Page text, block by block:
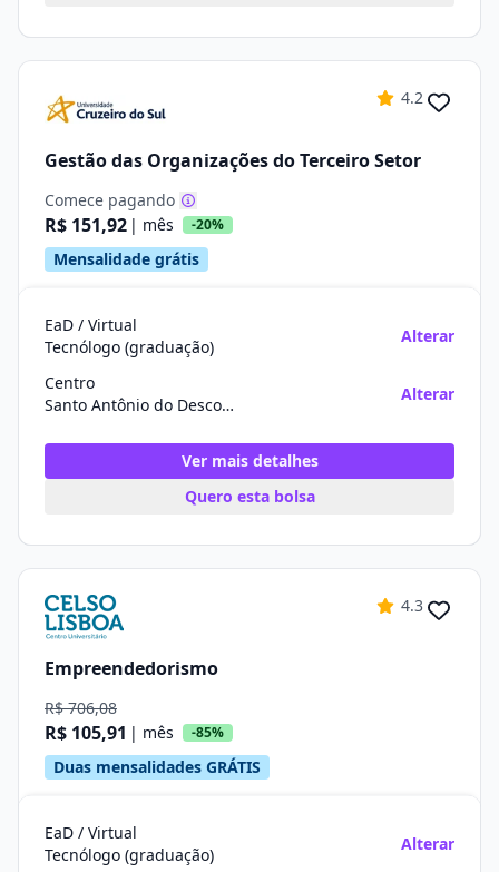
4.2
Gestão das Organizações do Terceiro Setor
Comece pagando
R$ 151,92 | mês -20%
Mensalidade grátis
EaD / Virtual
Tecnólogo (graduação)
Alterar
Centro
Santo Antônio do Descoberto/GO
Alterar
Ver mais detalhes
Quero esta bolsa
4.3
Empreendedorismo
R$ 706,08
R$ 105,91 | mês -85%
Duas mensalidades GRÁTIS
EaD / Virtual
Tecnólogo (graduação)
Alterar